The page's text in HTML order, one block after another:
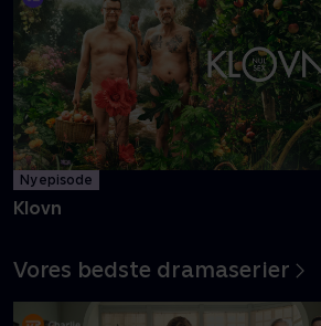
Danmarks pinligste makkerpar Frank og
med tvivlsom succes
Mere info
Ny episode
Klovn
Vores bedste dramaserier